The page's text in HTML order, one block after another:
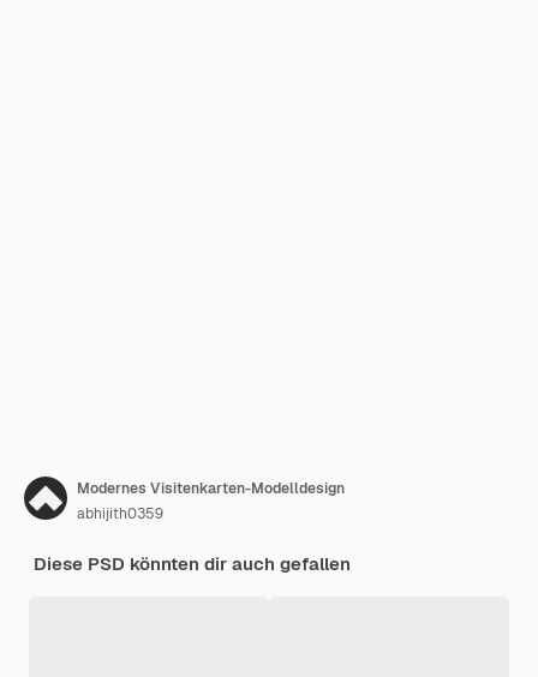
Modernes Visitenkarten-Modelldesign
abhijith0359
Diese PSD könnten dir auch gefallen